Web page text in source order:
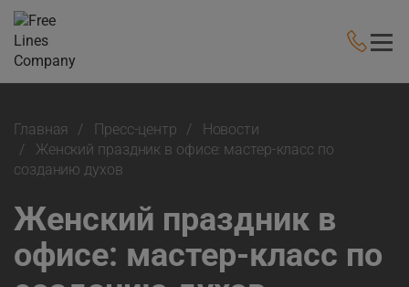
Главная Пресс-центр
Новости
Женский праздник в офисе: мастер-класс по
созданию духов
Женский праздник в
офисе: мастер-класс по